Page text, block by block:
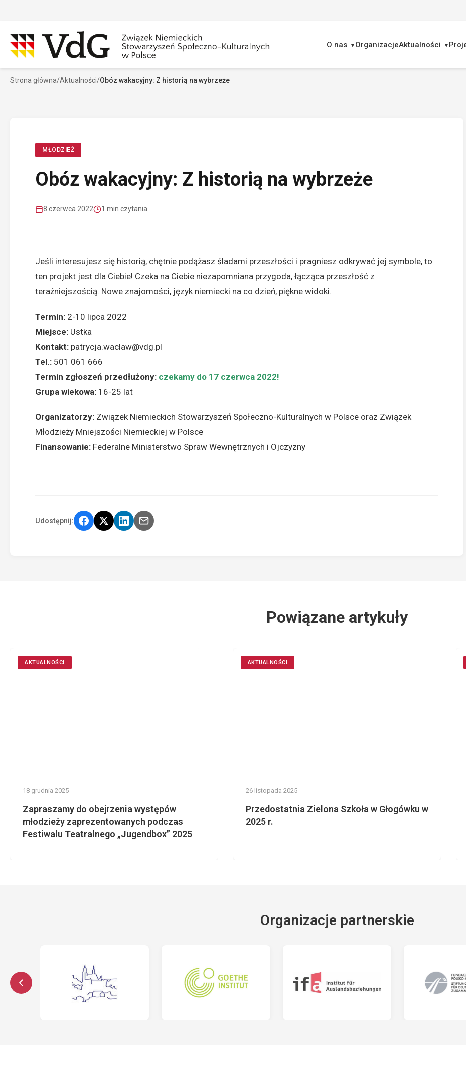
O nas OrganizacjeAktualności
Szukaj
Strona główna/Aktualności/Obóz wakacyjny: Z historią na wybrzeże
MŁODZIEŻ
Obóz wakacyjny: Z historią na wybrzeże
8 czerwca 2022 1 min czytania
Jeśli interesujesz się historią, chętnie podążasz śladami przeszłości i pragniesz odkrywać jej symbole, to
ten projekt jest dla Ciebie! Czeka na Ciebie niezapomniana przygoda, łącząca przeszłość z
teraźniejszością. Nowe znajomości, język niemiecki na co dzień, piękne widoki.
Termin: 2-10 lipca 2022
Miejsce: Ustka
Kontakt: patrycja.waclaw@vdg.pl
Tel.: 501 061 666
Termin zgłoszeń przedłużony: czekamy do 17 czerwca 2022!
Grupa wiekowa: 16-25 lat
Organizatorzy: Związek Niemieckich Stowarzyszeń Społeczno-Kulturalnych w Polsce oraz Związek
Młodzieży Mniejszości Niemieckiej w Polsce
Finansowanie: Federalne Ministerstwo Spraw Wewnętrznych i Ojczyzny
Udostępnij:
Powiązane artykuły
AKTUALNOŚCI
18 grudnia 2025
Zapraszamy do obejrzenia występów
młodzieży zaprezentowanych podczas
Festiwalu Teatralnego „Jugendbox” 2025
AKTUALNOŚCI
26 listopada 2025
Przedostatnia Zielona Szkoła w Głogówku w
2025 r.
Organizacje partnerskie